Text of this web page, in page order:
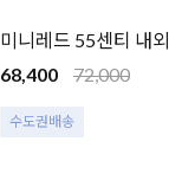
미니레드 55센티 내외
68,400
72,000
수도권배송